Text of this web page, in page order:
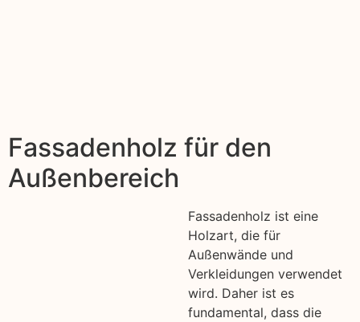
Fassadenholz für den
Außenbereich
Fassadenholz ist eine
Holzart, die für
Außenwände und
Verkleidungen verwendet
wird. Daher ist es
fundamental, dass die